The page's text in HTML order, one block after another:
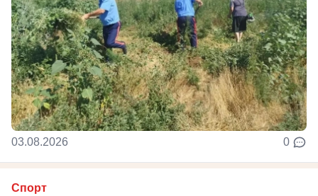
03.08.2026 0
Спорт